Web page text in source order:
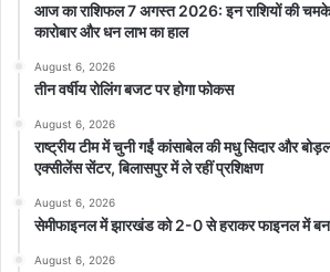
आज का राशिफल 7 अगस्त 2026: इन राशियों की
कारोबार और धन लाभ का हाल
August 6, 2026
तीन वर्षीय रोलिंग बजट पर होगा फोकस
August 6, 2026
राष्ट्रीय टीम में चुनी गईं कांसाबेल की मधु सिदार और
एक्सीलेंस सेंटर, बिलासपुर में ले रहीं प्रशिक्षण
August 6, 2026
सेमीफाइनल में झारखंड को 2-0 से हराकर फाइनल में
August 6, 2026